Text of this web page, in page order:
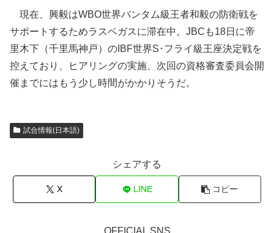
現在、興毅はWBO世界バンタム級王者和毅の防衛戦を
サポートするためラスベガスに滞在中。JBCも18日に帝
里木下（千里馬神戸）のIBF世界S･フライ級王座決定戦を
控えており、ヒアリングの実施、次回の資格審査委員会開
催までにはもう少し時間がかかりそうだ。
試合情報(日本語)
シェアする
X LINE コピー